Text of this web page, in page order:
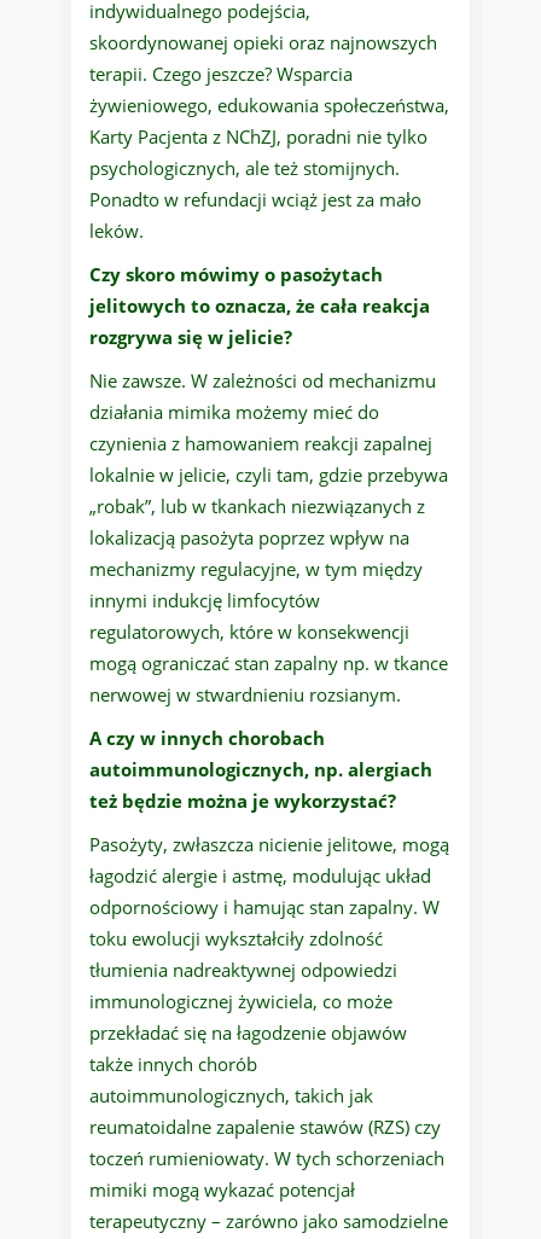
indywidualnego podejścia,
skoordynowanej opieki oraz najnowszych
terapii. Czego jeszcze? Wsparcia
żywieniowego, edukowania społeczeństwa,
Karty Pacjenta z NChZJ, poradni nie tylko
psychologicznych, ale też stomijnych.
Ponadto w refundacji wciąż jest za mało
leków.
Czy skoro mówimy o pasożytach
jelitowych to oznacza, że cała reakcja
rozgrywa się w jelicie?
Nie zawsze. W zależności od mechanizmu
działania mimika możemy mieć do
czynienia z hamowaniem reakcji zapalnej
lokalnie w jelicie, czyli tam, gdzie przebywa
„robak”, lub w tkankach niezwiązanych z
lokalizacją pasożyta poprzez wpływ na
mechanizmy regulacyjne, w tym między
innymi indukcję limfocytów
regulatorowych, które w konsekwencji
mogą ograniczać stan zapalny np. w tkance
nerwowej w stwardnieniu rozsianym.
A czy w innych chorobach
autoimmunologicznych, np. alergiach
też będzie można je wykorzystać?
Pasożyty, zwłaszcza nicienie jelitowe, mogą
łagodzić alergie i astmę, modulując układ
odpornościowy i hamując stan zapalny. W
toku ewolucji wykształciły zdolność
tłumienia nadreaktywnej odpowiedzi
immunologicznej żywiciela, co może
przekładać się na łagodzenie objawów
także innych chorób
autoimmunologicznych, takich jak
reumatoidalne zapalenie stawów (RZS) czy
toczeń rumieniowaty. W tych schorzeniach
mimiki mogą wykazać potencjał
terapeutyczny – zarówno jako samodzielne